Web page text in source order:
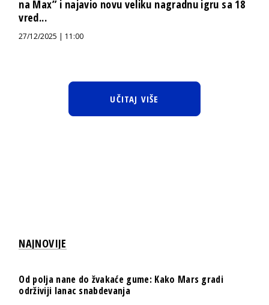
na Max” i najavio novu veliku nagradnu igru sa 18
vred...
27/12/2025 | 11:00
UČITAJ VIŠE
NAJNOVIJE
Od polja nane do žvakaće gume: Kako Mars gradi
održiviji lanac snabdevanja